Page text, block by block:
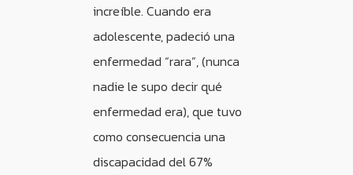
increíble. Cuando era
adolescente, padeció una
enfermedad “rara”, (nunca
nadie le supo decir qué
enfermedad era), que tuvo
como consecuencia una
discapacidad del 67%